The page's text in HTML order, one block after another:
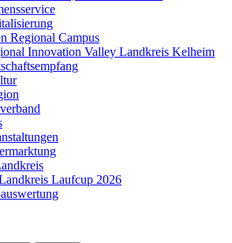
Regional Campus
Innovation Valley Landkreis Kelheim
Laufcup 2026